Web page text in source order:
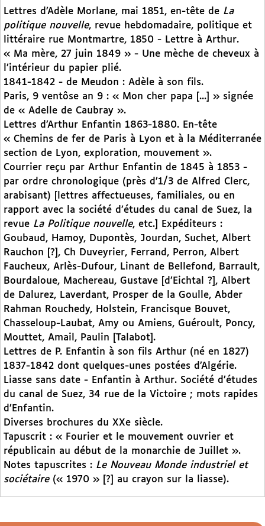
Lettres d’Adèle Morlane, mai 1851, en-tête de La
politique nouvelle, revue hebdomadaire, politique et
littéraire rue Montmartre, 1850 - Lettre à Arthur.
« Ma mère, 27 juin 1849 » - Une mèche de cheveux à
l’intérieur du papier plié.
1841-1842 - de Meudon : Adèle à son fils.
Paris, 9 ventôse an 9 : « Mon cher papa [...] » signée
de « Adelle de Caubray ».
Lettres d’Arthur Enfantin 1863-1880. En-tête
« Chemins de fer de Paris à Lyon et à la Méditerranée
section de Lyon, exploration, mouvement ».
Courrier reçu par Arthur Enfantin de 1845 à 1853 -
par ordre chronologique (près d’1/3 de Alfred Clerc,
arabisant) [lettres affectueuses, familiales, ou en
rapport avec la société d’études du canal de Suez, la
revue La Politique nouvelle, etc.] Expéditeurs :
Goubaud, Hamoy, Dupontès, Jourdan, Suchet, Albert
Rauchon [?], Ch Duveyrier, Ferrand, Perron, Albert
Faucheux, Arlès-Dufour, Linant de Bellefond, Barrault,
Bourdaloue, Machereau, Gustave [d’Eichtal ?], Albert
de Dalurez, Laverdant, Prosper de la Goulle, Abder
Rahman Rouchedy, Holstein, Francisque Bouvet,
Chasseloup-Laubat, Amy ou Amiens, Guéroult, Poncy,
Mouttet, Amail, Paulin [Talabot].
Lettres de P. Enfantin à son fils Arthur (né en 1827)
1837-1842 dont quelques-unes postées d’Algérie.
Liasse sans date - Enfantin à Arthur. Société d’études
du canal de Suez, 34 rue de la Victoire ; mots rapides
d’Enfantin.
Diverses brochures du XXe siècle.
Tapuscrit : « Fourier et le mouvement ouvrier et
républicain au début de la monarchie de Juillet ».
Notes tapuscrites : Le Nouveau Monde industriel et
sociétaire(« 1970 » [?] au crayon sur la liasse).